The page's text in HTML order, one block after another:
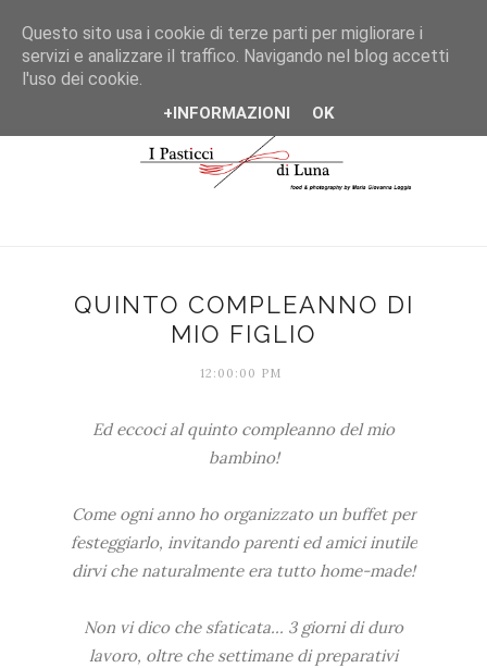
QUINTO COMPLEANNO DI
MIO FIGLIO
12:00:00 PM
Ed eccoci al quinto compleanno del mio
bambino!
Come ogni anno ho organizzato un buffet per
festeggiarlo, invitando parenti ed amici inutile
dirvi che naturalmente era tutto home-made!
Non vi dico che sfaticata... 3 giorni di duro
lavoro, oltre che settimane di preparativi
Questo sito usa i cookie di terze parti per migliorare i
servizi e analizzare il traffico. Navigando nel blog accetti
l'uso dei cookie.
+INFORMAZIONI OK